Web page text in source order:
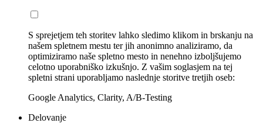
S sprejetjem teh storitev lahko sledimo klikom in brskanju na
našem spletnem mestu ter jih anonimno analiziramo, da
optimiziramo naše spletno mesto in nenehno izboljšujemo
celotno uporabniško izkušnjo. Z vašim soglasjem na tej
spletni strani uporabljamo naslednje storitve tretjih oseb:
Google Analytics, Clarity, A/B-Testing
Delovanje